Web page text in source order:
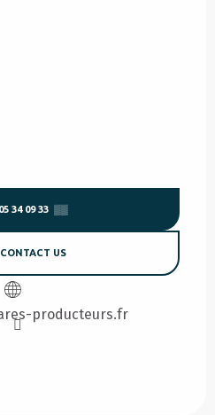
05 34 09 33 ▒▒
CONTACT US
producteurs.fr